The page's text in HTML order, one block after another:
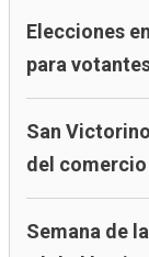
Elecciones
para
San
del
Semana de